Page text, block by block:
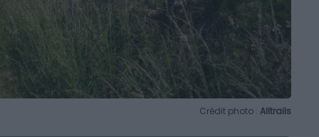
Crédit photo : Alltrails